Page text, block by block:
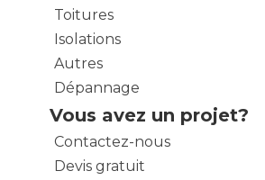
Toitures
Isolations
Autres
Dépannage
Vous avez un projet?
Contactez-nous
Devis gratuit